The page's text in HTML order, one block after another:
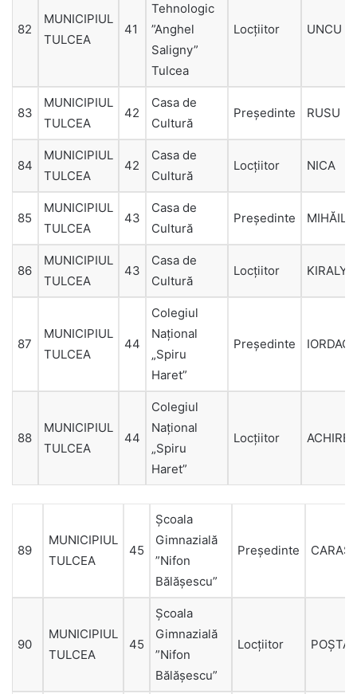
82
MUNICIPIUL
TULCEA
41
Tehnologic
”Anghel
Saligny”
Tulcea
Locțiitor UNCU
83
MUNICIPIUL
TULCEA
42
Casa de
Cultură
Președinte RUSU
84
MUNICIPIUL
TULCEA
42
Casa de
Cultură
Locțiitor NICA
85
MUNICIPIUL
TULCEA
43
Casa de
Cultură
Președinte
86
MUNICIPIUL
TULCEA
43
Casa de
Cultură
Locțiitor KIRALY
87
MUNICIPIUL
TULCEA
44
Colegiul
Național
„Spiru
Haret”
Președinte
88
MUNICIPIUL
TULCEA
44
Colegiul
Național
„Spiru
Haret”
Locțiitor ACHIREI
89
MUNICIPIUL
TULCEA
45
Şcoala
Gimnazială
”Nifon
Bălăşescu”
Președinte
90
MUNICIPIUL
TULCEA
45
Şcoala
Gimnazială
”Nifon
Bălăşescu”
Locțiitor